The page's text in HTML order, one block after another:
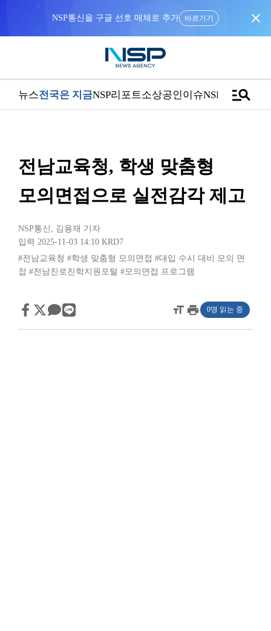
NSP통신을 구글 선호 매체로 추가 바로가기 close
뉴스전국은 지금NSP리포트소상공인이슈NSPTVmanage_search
전남교육청, 학생 맞춤형
모의면접으로 실전감각 제고
NSP통신 , 김용재 기자
입력 2025-11-03 14:10 KRD7
#전남교육청 #학생 맞춤형 모의면접 #대입 수시 대비 모의 면
접 #전남진로진학지원포털 #모의면접 프로그램
format_sizeprint 0명 읽는 중